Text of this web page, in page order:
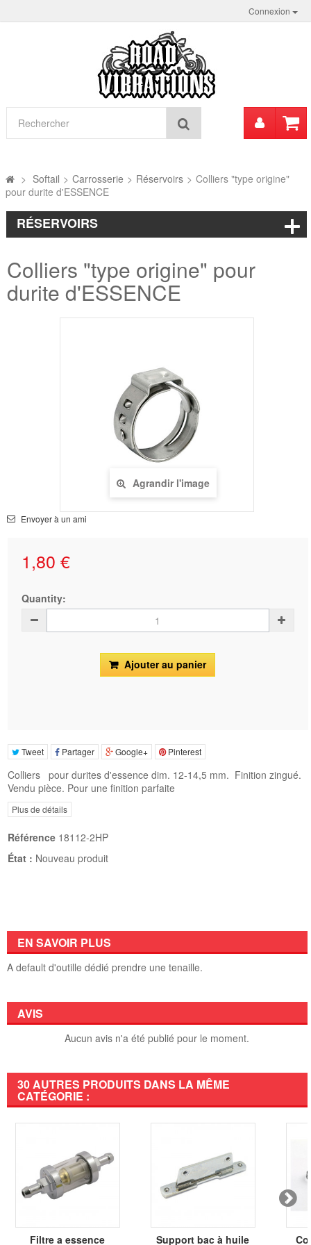
Connexion
Mon
> Softail > Carrosserie > Réservoirs > Colliers "type origine"
pour durite d'ESSENCE
RÉSERVOIRS
Colliers "type origine" pour
durite d'ESSENCE
Agrandir l'image
Envoyer à un ami
1,80 €
Quantity:
Ajouter au panier
Tweet Partager Google+ Pinterest
Colliers pour durites d'essence dim. 12-14,5 mm. Finition zingué.
Vendu pièce. Pour une finition parfaite
Plus de détails
Référence 18112-2HP
État : Nouveau produit
EN SAVOIR PLUS
A default d'outille dédié prendre une tenaille.
AVIS
Aucun avis n'a été publié pour le moment.
30 AUTRES PRODUITS DANS LA MÊME
CATÉGORIE :
Filtre a essence Support bac à huile